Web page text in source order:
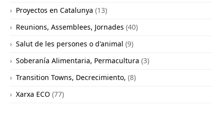
Proyectos en Catalunya (13)
Reunions, Assemblees, Jornades (40)
Salut de les persones o d'animal (9)
Soberanía Alimentaria, Permacultura (3)
Transition Towns, Decrecimiento, (8)
Xarxa ECO (77)